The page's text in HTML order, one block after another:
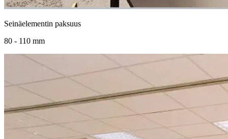
Seinäelementin paksuus
80 - 110 mm